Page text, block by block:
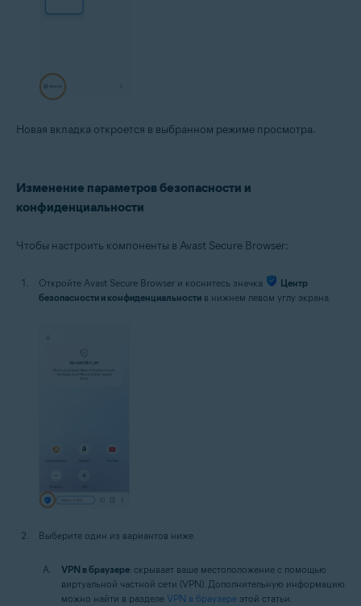
Новая вкладка откроется в выбранном режиме просмотра.
Изменение параметров безопасности и
конфиденциальности
Чтобы настроить компоненты в Avast Secure Browser:
Откройте Avast Secure Browser и коснитесь значка
Центр
безопасности и конфиденциальности в нижнем левом углу экрана.
Выберите один из вариантов ниже.
VPN в браузере: скрывает ваше местоположение с помощью
виртуальной частной сети (VPN). Дополнительную информацию
можно найти в разделе VPN в браузере этой статьи.